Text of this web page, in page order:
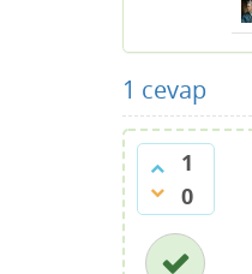
1 cevap
1
0